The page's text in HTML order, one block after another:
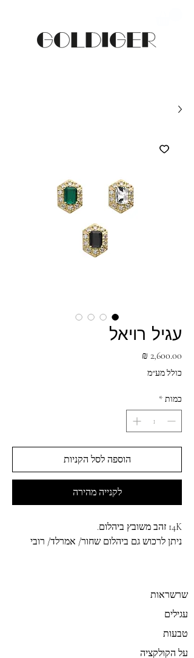
עגיל רויאל
כולל מע״מ
כמות *
הוספה לסל הקניות
לקנייה מהירה
14K זהב משובץ ביהלום.
ניתן לרכוש גם ביהלום שחור/ אמרלד/ רובי
שרשראות
עגילים
טבעות
על הקולקציה